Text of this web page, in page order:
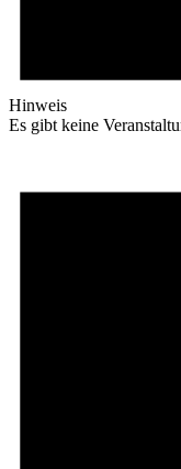
Hinweis
Es gibt keine